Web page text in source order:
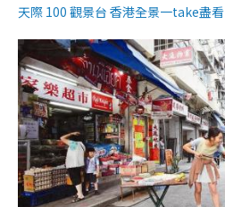
天際 100 觀景台 香港全景一take盡看